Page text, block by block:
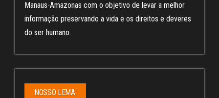
Manaus-Amazonas com o objetivo de levar a melhor
informação preservando a vida e os direitos e deveres
do ser humano.
NOSSO LEMA: